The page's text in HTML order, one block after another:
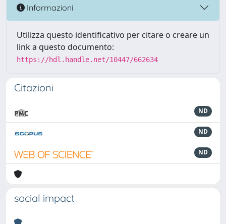
Informazioni
Utilizza questo identificativo per citare o creare un
link a questo documento:
https://hdl.handle.net/10447/662634
Citazioni
ND
ND
ND
social impact